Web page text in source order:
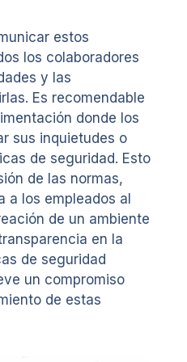
estos
los colaboradores
y las
Es recomendable
donde los
sus inquietudes o
de seguridad. Esto
de las normas,
a los empleados al
de un ambiente
en la
de seguridad
un compromiso
de estas